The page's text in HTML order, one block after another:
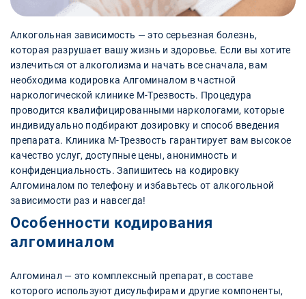
Алкогольная зависимость — это серьезная болезнь,
которая разрушает вашу жизнь и здоровье. Если вы хотите
излечиться от алкоголизма и начать все сначала, вам
необходима кодировка Алгоминалом в частной
наркологической клинике М-Трезвость. Процедура
проводится квалифицированными наркологами, которые
индивидуально подбирают дозировку и способ введения
препарата. Клиника М-Трезвость гарантирует вам высокое
качество услуг, доступные цены, анонимность и
конфиденциальность. Запишитесь на кодировку
Алгоминалом по телефону и избавьтесь от алкогольной
зависимости раз и навсегда!
Особенности кодирования
алгоминалом
Алгоминал — это комплексный препарат, в составе
которого используют дисульфирам и другие компоненты,